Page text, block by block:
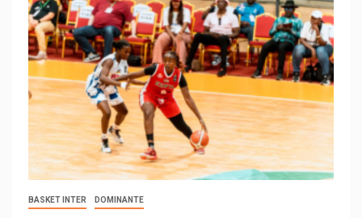
BASKET INTER DOMINANTE